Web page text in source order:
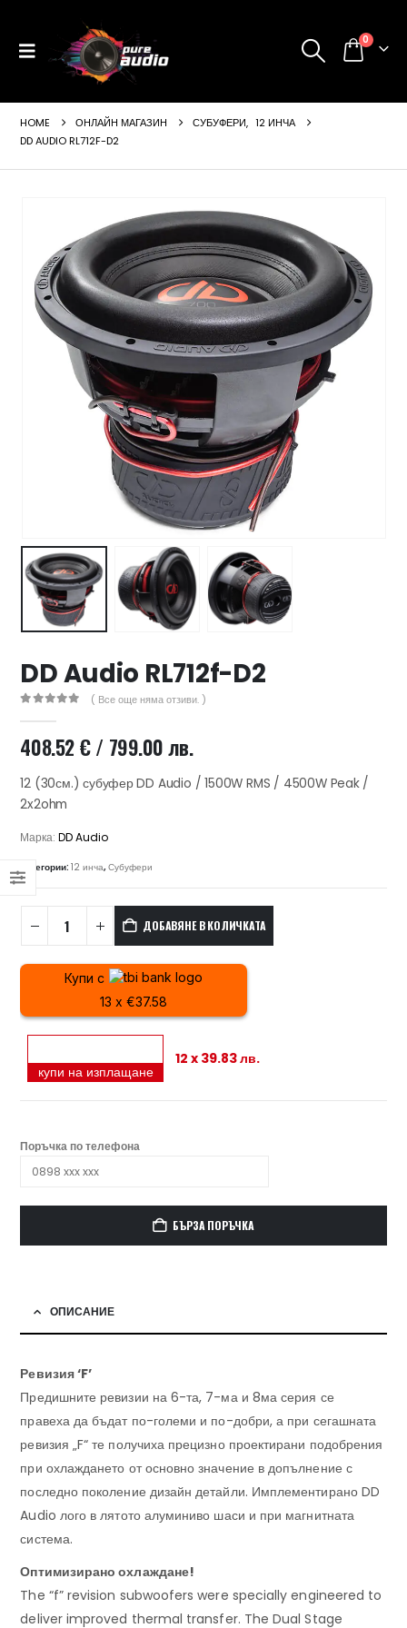
0
HOME ОНЛАЙН МАГАЗИН СУБУФЕРИ, 12 ИНЧА
DD AUDIO RL712F-D2
DD Audio RL712f-D2
( Все още няма отзиви. )
408.52€/ 799.00 лв.
12 (30см.) субуфер DD Audio / 1500W RMS / 4500W Peak /
2x2ohm
Марка:DD Audio
Категории:12 инча,Субуфери
ДОБАВЯНЕ В КОЛИЧКАТА
Купи с
13 x €37.58
купи на изплащане
12 x 39.83 лв.
Поръчка по телефона
БЪРЗА ПОРЪЧКА
ОПИСАНИЕ
Ревизия ‘F’
Предишните ревизии на 6-та, 7-ма и 8ма серия се
правеха да бъдат по-големи и по-добри, а при сегашната
ревизия „F“ те получиха прецизно проектирани подобрения
при охлаждането от основно значение в допълнение с
последно поколение дизайн детайли. Имплементирано DD
Audio лого в лятото алуминиво шаси и при магнитната
система.
Оптимизирано охлаждане!
The “f” revision subwoofers were specially engineered to
deliver improved thermal transfer. The Dual Stage